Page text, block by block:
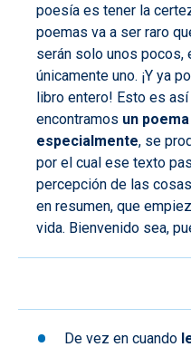
poesía es tener la
poemas va a ser raro
serán solo unos
únicamente uno. ¡Y ya
libro entero! Esto es
encontramos un
especialmente, se
por el cual ese texto
percepción de las
en resumen, que
vida. Bienvenido sea,
De vez en cuando